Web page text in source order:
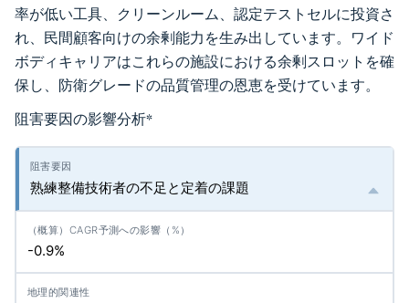
率が低い工具、クリーンルーム、認定テストセルに投資さ
れ、民間顧客向けの余剰能力を生み出しています。ワイド
ボディキャリアはこれらの施設における余剰スロットを確
保し、防衛グレードの品質管理の恩恵を受けています。
阻害要因の影響分析*
熟練整備技術者の不足と定着の課題
-0.9%